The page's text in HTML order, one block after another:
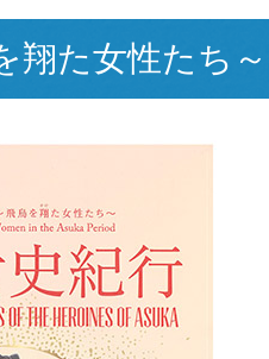
翔た女性たち～